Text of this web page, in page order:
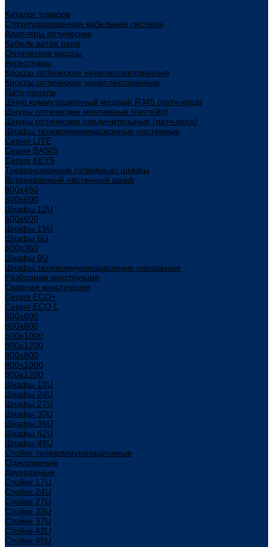
Каталог товаров
Структурированная кабельная система
Адаптеры оптические
Кабель витая пара
Оптические кроссы
Аксессуары
Кроссы оптические неукомплектованные
Кроссы оптические укомплектованные
Патч-панели
Шнур коммутационный медный RJ45 (патч-корд)
Шнуры оптические монтажные (пигтейл)
Шнуры оптические соединительные (патч-корд)
Шкафы телекоммуникационные настенные
Cерия LITE
Cерия BASIS
Cерия KEYS
Трехсекционные (откидные) шкафы
Встраиваемый настенный шкаф
600x450
600x600
Шкафы 12U
600x600
Шкафы 15U
Шкафы 6U
600x350
Шкафы 9U
Шкафы телекоммуникационные напольные
Разборная конструкция
Сварная конструкция
Серия ECO+
Серия ECO L
600x600
600x800
600х1000
600х1200
800x800
800х1000
800х1200
Шкафы 18U
Шкафы 24U
Шкафы 27U
Шкафы 30U
Шкафы 36U
Шкафы 42U
Шкафы 48U
Стойки телекоммуникационные
Однорамные
Двухрамные
Стойки 17U
Стойки 24U
Стойки 27U
Стойки 33U
Стойки 37U
Стойки 42U
Стойки 45U